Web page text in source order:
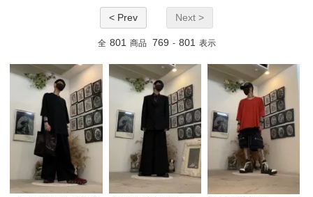
< Prev Next >
全 801 商品 769 - 801 表示